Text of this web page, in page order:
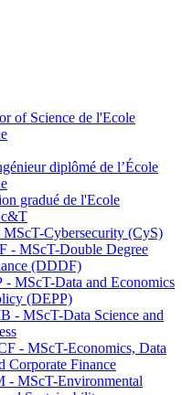
of Science de l'Ecole
diplômé de l’École
gradué de l'Ecole
Cybersecurity (CyS)
- MScT-Double Degree
(DDDF)
- MScT-Data and Economics
(DEPP)
- MScT-Data Science and
- MScT-Economics, Data
Corporate Finance
- MScT-Environmental